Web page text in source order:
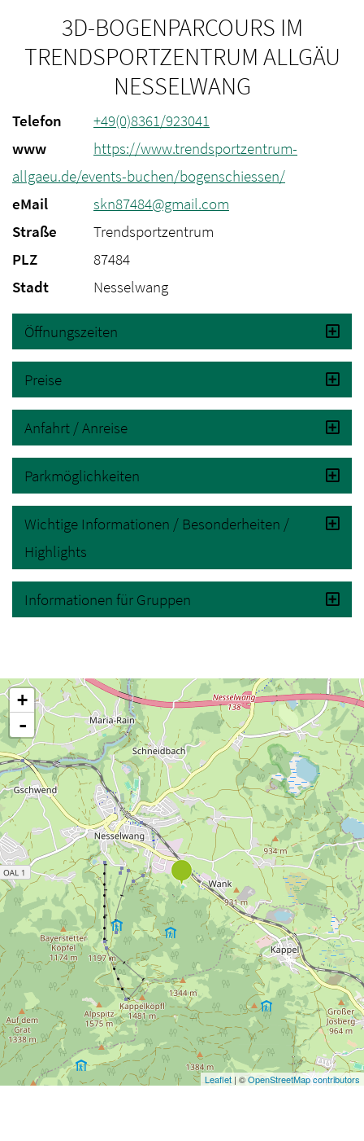
3D-BOGENPARCOURS IM
TRENDSPORTZENTRUM ALLGÄU
NESSELWANG
Telefon
+49(0)8361/923041
www
https://www.trendsportzentrum-
allgaeu.de/events-buchen/bogenschiessen/
eMail
skn87484@gmail.com
Straße
Trendsportzentrum
PLZ
87484
Stadt
Nesselwang
Öffnungszeiten
Preise
Anfahrt / Anreise
Parkmöglichkeiten
Wichtige Informationen / Besonderheiten /
Highlights
Informationen für Gruppen
+
-
Leaflet | ©OpenStreetMap contributors